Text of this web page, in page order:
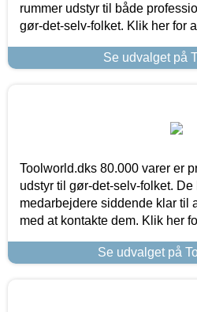
rummer udstyr til både
gør-det-selv-folket. Klik her for
Se udvalget på
Toolworld.dks 80.000 varer er
udstyr til gør-det-selv-folket.
medarbejdere siddende klar til
med at kontakte dem. Klik her
Se udvalget på